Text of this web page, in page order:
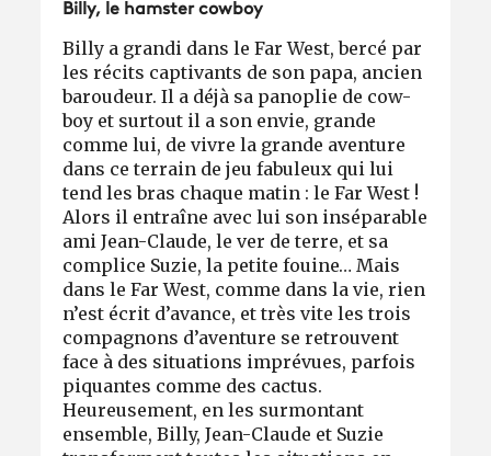
Billy, le hamster cowboy
Billy a grandi dans le Far West, bercé par
les récits captivants de son papa, ancien
baroudeur. Il a déjà sa panoplie de cow-
boy et surtout il a son envie, grande
comme lui, de vivre la grande aventure
dans ce terrain de jeu fabuleux qui lui
tend les bras chaque matin : le Far West !
Alors il entraîne avec lui son inséparable
ami Jean-Claude, le ver de terre, et sa
complice Suzie, la petite fouine… Mais
dans le Far West, comme dans la vie, rien
n’est écrit d’avance, et très vite les trois
compagnons d’aventure se retrouvent
face à des situations imprévues, parfois
piquantes comme des cactus.
Heureusement, en les surmontant
ensemble, Billy, Jean-Claude et Suzie